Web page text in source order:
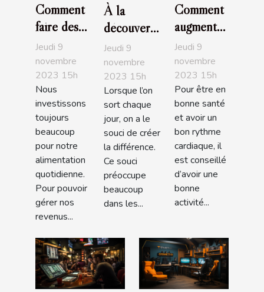
Comment
faire des
économies
en faisant
ses
courses ?
Jeudi 9
novembre
2023 15h
Nous
investissons
toujours
beaucoup
pour notre
alimentation
quotidienne.
Pour pouvoir
gérer nos
revenus...
À la
découverte
des
bracelets
Pandora
Jeudi 9
novembre
2023 15h
Lorsque l’on
sort chaque
jour, on a le
souci de créer
la différence.
Ce souci
préoccupe
beaucoup
dans les...
Comment
augmenter
la libido
féminine ?
Jeudi 9
novembre
2023 15h
Pour être en
bonne santé
et avoir un
bon rythme
cardiaque, il
est conseillé
d’avoir une
bonne
activité...